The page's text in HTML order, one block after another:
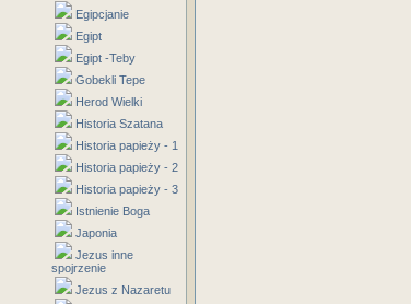
Egipcjanie
Egipt
Egipt -Teby
Gobekli Tepe
Herod Wielki
Historia Szatana
Historia papieży - 1
Historia papieży - 2
Historia papieży - 3
Istnienie Boga
Japonia
Jezus inne
spojrzenie
Jezus z Nazaretu